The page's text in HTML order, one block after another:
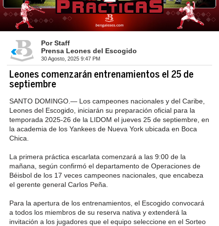
Por Staff
Prensa Leones del Escogido
30 Agosto, 2025 9:47 PM
Leones comenzarán entrenamientos el 25 de
septiembre
SANTO DOMINGO .— Los campeones nacionales y del Caribe,
Leones del Escogido, iniciarán su preparación oficial para la
temporada 2025-26 de la LIDOM el jueves 25 de septiembre, en
la academia de los Yankees de Nueva York ubicada en Boca
Chica.
La primera práctica escarlata comenzará a las 9:00 de la
mañana, según confirmó el departamento de Operaciones de
Béisbol de los 17 veces campeones nacionales, que encabeza
el gerente general Carlos Peña.
Para la apertura de los entrenamientos, el Escogido convocará
a todos los miembros de su reserva nativa y extenderá la
invitación a los jugadores que el equipo seleccione en el Sorteo